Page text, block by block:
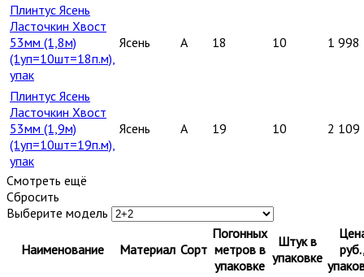
Плинтус Ясень
Ласточкин Хвост
53мм (1,8м)
(1уп=10шт=18п.м),
упак
Ясень A 18 10 1 998
Плинтус Ясень
Ласточкин Хвост
53мм (1,9м)
(1уп=10шт=19п.м),
упак
Ясень A 19 10 2 109
Смотреть ещё
Сбросить
Выберите модель
Наименование Материал Сорт
Погонных
метров в
упаковке
Штук в
упаковке